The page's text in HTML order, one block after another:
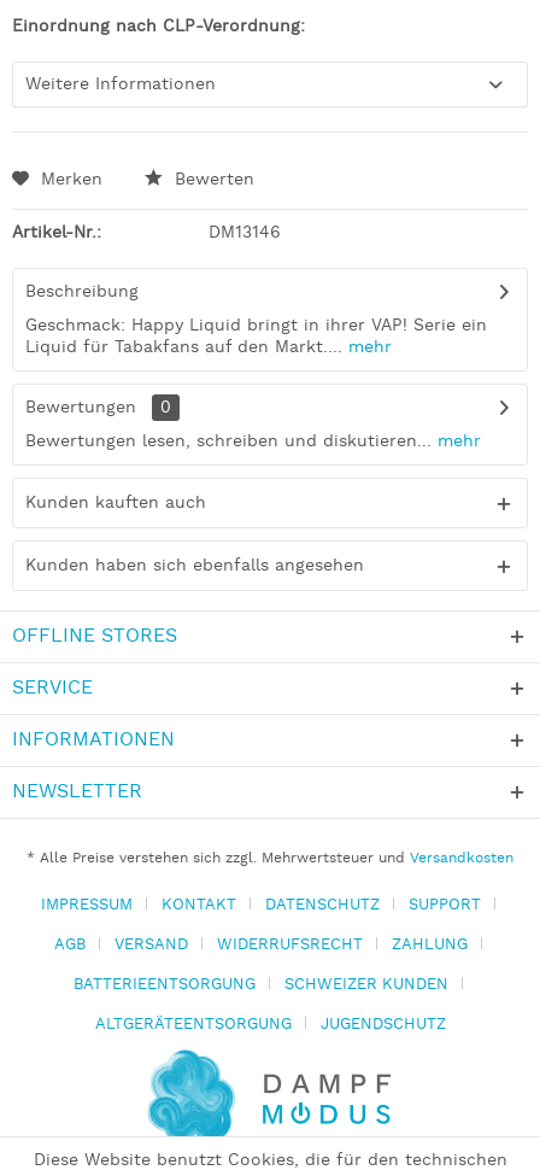
Einordnung nach CLP-Verordnung:
Weitere Informationen
Merken Bewerten
Artikel-Nr.: DM13146
Beschreibung
Geschmack: Happy Liquid bringt in ihrer VAP! Serie ein
Liquid für Tabakfans auf den Markt.... mehr
Bewertungen
0
Bewertungen lesen, schreiben und diskutieren... mehr
Kunden kauften auch
Kunden haben sich ebenfalls angesehen
OFFLINE STORES
SERVICE
INFORMATIONEN
NEWSLETTER
* Alle Preise verstehen sich zzgl. Mehrwertsteuer und Versandkosten
IMPRESSUM KONTAKT DATENSCHUTZ
SUPPORT
AGB
VERSAND WIDERRUFSRECHT
ZAHLUNG
BATTERIEENTSORGUNG
SCHWEIZER KUNDEN
ALTGERÄTEENTSORGUNG
JUGENDSCHUTZ
Diese Website benutzt Cookies, die für den technischen